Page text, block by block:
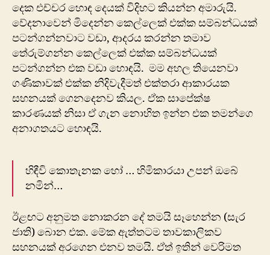
දෙක එච්චර හොඳ දෙයක් විදිහට කියන්න අමාරුයි.
වේදනාවෙන් මිදෙන්න කෙල්ලෙක් එක්ක සම්බන්ධයක්
පටන්ගන්නවාට වඩා, ආදරය කරන්න තමාව
තේරුම්ගන්න කෙල්ලෙක් එක්ක සම්බන්ධයක්
පටන්ගන්න එක වඩා හොඳයි. මම අහල තියෙනවා
ගණිකාවක් එක්ක නිදිවැදීමත් එක්තරා ආකාරයක
සහනයක් ගෙනදෙනව කියල. ඒක සාපේක්ෂ
කාරණයක් නිසා ඒ ගැන නොහිත ඉන්න එක තමන්ගෙ
අනාගතයට හොඳයි.
හිඳීවි කොතැනක හෝ … හිමිකාරයා උපන් ඔබේ
නමින්…
ඊළඟට අනුමත නොකරන දේ තමයි සෑහෙන්න (සැර
ජාති) බොන එක. මේක ඇත්තටම තාවකාලිකව
සහනයක් අරගෙන එනව තමයි. ඒත් ඉතින් වෙරිමත